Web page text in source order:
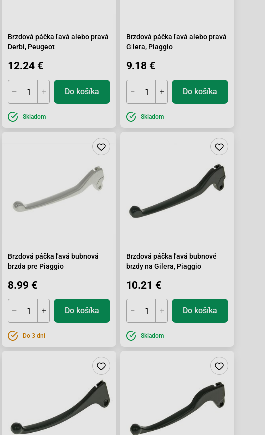
Brzdová páčka ľavá alebo pravá
Derbi, Peugeot
12.24 €
Do košíka
Skladom
Brzdová páčka ľavá alebo pravá
Gilera, Piaggio
9.18 €
Do košíka
Skladom
Brzdová páčka ľavá bubnová
brzda pre Piaggio
8.99 €
Do košíka
Do 3 dní
Brzdová páčka ľavá bubnové
brzdy na Gilera, Piaggio
10.21 €
Do košíka
Skladom